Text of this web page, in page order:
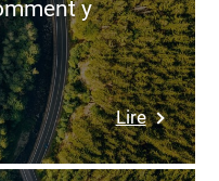
des
par
de
y
Lire:
Pourquoi
vos